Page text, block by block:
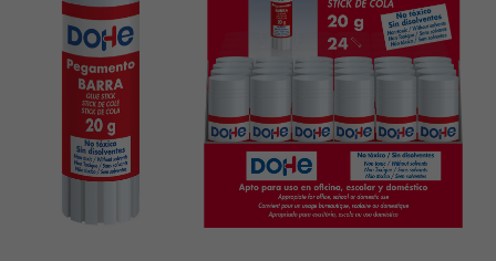
Pegamento
(12
uds.)